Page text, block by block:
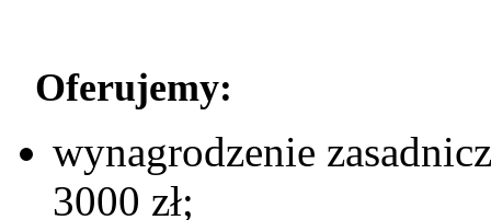
Oferujemy:
wynagrodzenie
3000 zł;